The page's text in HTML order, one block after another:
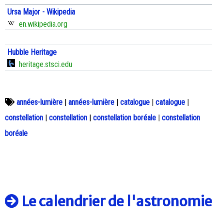
Ursa Major - Wikipedia
en.wikipedia.org
Hubble Heritage
heritage.stsci.edu
années-lumière | années-lumière | catalogue | catalogue |
constellation | constellation | constellation boréale | constellation
boréale
Le calendrier de l'astronomie